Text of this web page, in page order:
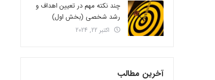
چند نکته مهم در تعیین اهداف و
رشد شخصی (بخش اول)
اکتبر 22, 2024
آخرین مطالب